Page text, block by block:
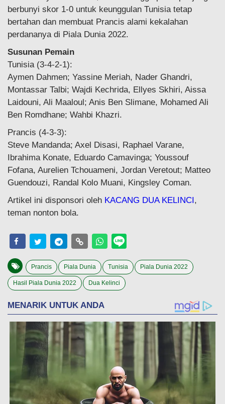
berbunyi skor 1-0 untuk keunggulan Tunisia tetap
bertahan dan membuat Prancis alami kekalahan
perdananya di Piala Dunia 2022.
Susunan Pemain
Tunisia (3-4-2-1):
Aymen Dahmen; Yassine Meriah, Nader Ghandri,
Montassar Talbi; Wajdi Kechrida, Ellyes Skhiri, Aissa
Laidouni, Ali Maaloul; Anis Ben Slimane, Mohamed Ali
Ben Romdhane; Wahbi Khazri.
Prancis (4-3-3):
Steve Mandanda; Axel Disasi, Raphael Varane,
Ibrahima Konate, Eduardo Camavinga; Youssouf
Fofana, Aurelien Tchouameni, Jordan Veretout; Matteo
Guendouzi, Randal Kolo Muani, Kingsley Coman.
Artikel ini disponsori oleh KACANG DUA KELINCI,
teman nonton bola.
Prancis Piala Dunia Tunisia Piala Dunia 2022
Hasil Piala Dunia 2022 Dua Kelinci